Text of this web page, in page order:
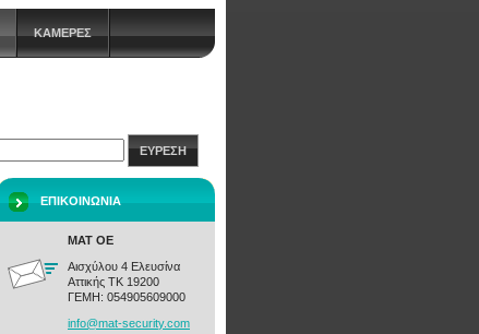
ΚΑΜΕΡΕΣ
ΕΥΡΕΣΗ
ΕΠΙΚΟΙΝΩΝΙΑ
ΜΑΤ ΟΕ
Αισχύλου 4 Ελευσίνα
Αττικής ΤΚ 19200
ΓΕΜΗ: 054905609000
info@mat-security.com